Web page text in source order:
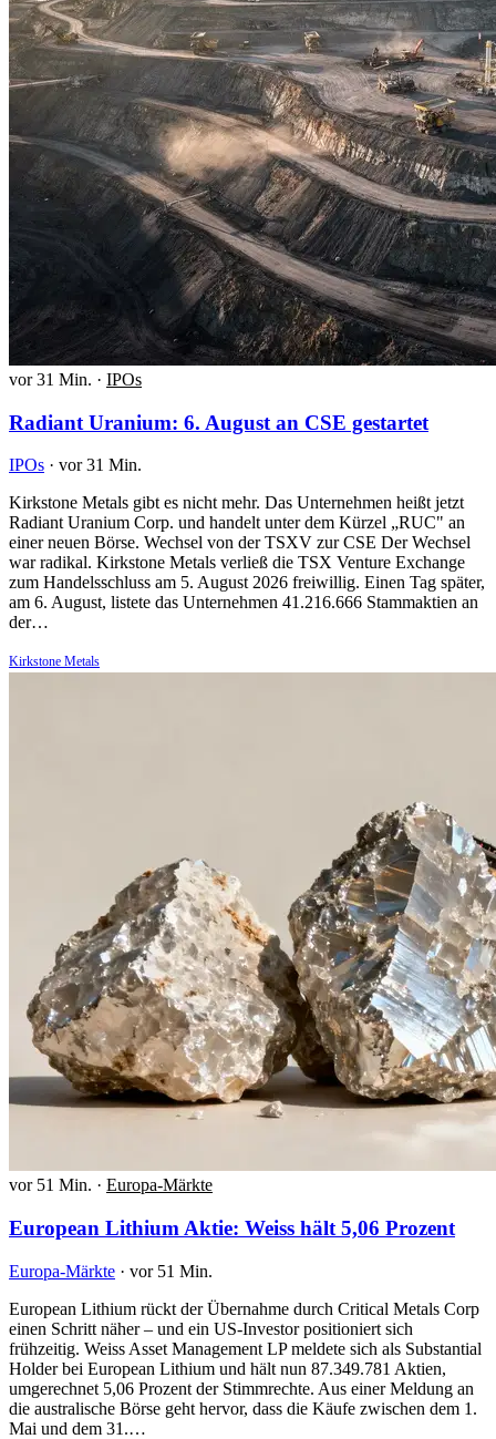
vor 31 Min. · IPOs
Radiant Uranium: 6. August an CSE gestartet
IPOs · vor 31 Min.
Kirkstone Metals gibt es nicht mehr. Das Unternehmen heißt jetzt
Radiant Uranium Corp. und handelt unter dem Kürzel „RUC" an
einer neuen Börse. Wechsel von der TSXV zur CSE Der Wechsel
war radikal. Kirkstone Metals verließ die TSX Venture Exchange
zum Handelsschluss am 5. August 2026 freiwillig. Einen Tag später,
am 6. August, listete das Unternehmen 41.216.666 Stammaktien an
der…
Kirkstone Metals
vor 51 Min. · Europa-Märkte
European Lithium Aktie: Weiss hält 5,06 Prozent
Europa-Märkte · vor 51 Min.
European Lithium rückt der Übernahme durch Critical Metals Corp
einen Schritt näher – und ein US-Investor positioniert sich
frühzeitig. Weiss Asset Management LP meldete sich als Substantial
Holder bei European Lithium und hält nun 87.349.781 Aktien,
umgerechnet 5,06 Prozent der Stimmrechte. Aus einer Meldung an
die australische Börse geht hervor, dass die Käufe zwischen dem 1.
Mai und dem 31.…